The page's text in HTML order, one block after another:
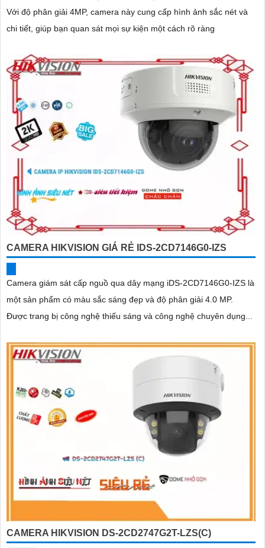
Với độ phân giải 4MP, camera này cung cấp hình ảnh sắc nét và
chi tiết, giúp bạn quan sát mọi sự kiện một cách rõ ràng
CAMERA HIKVISION GIÁ RẺ IDS-2CD7146G0-IZS
Camera giám sát cấp nguồ qua dây mạng iDS-2CD7146G0-IZS là
một sản phẩm có màu sắc sáng đẹp và độ phân giải 4.0 MP.
Được trang bị công nghệ thiếu sáng và công nghệ chuyên dụng...
CAMERA HIKVISION DS-2CD2747G2T-LZS(C)